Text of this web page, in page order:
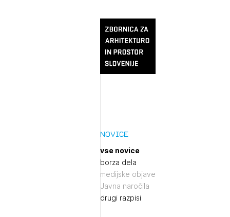
Novice
vse novice
borza dela
medijske objave
Javna naročila
drugi razpisi